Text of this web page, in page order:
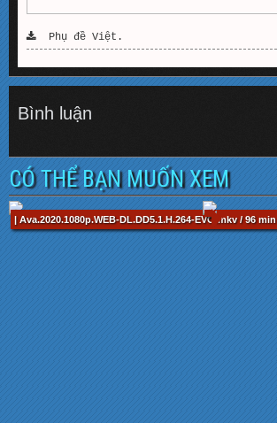
Phụ đề Việt.
Bình luận
CÓ THỂ BẠN MUỐN XEM
| Ava.2020.1080p.WEB-DL.DD5.1.H.264-EVO.mkv / 96 min